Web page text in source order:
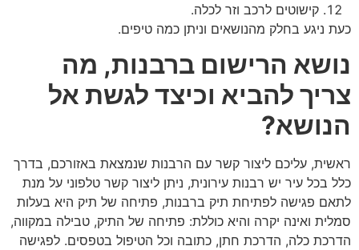
קישוטים לרכב וזר לכלה.
כעת ניגע בחלק מהנושאים וניתן כמה טיפים.
נושא הרישום ברבנות, מה
צריך להביא וכיצד לגשת אל
הנושא?
ראשית, עליכם ליצור קשר עם הרבנות שנמצאת באזורכם, בדרך
כלל בכל עיר יש רבנות עירונית, ניתן ליצור קשר טלפוני על מנת
לתאם פגישה לפתיחת תיק ברבנות, פתיחה של תיק היא בעלות
סמלית ואינה יקרה והיא כוללת: פתיחה של התיק, טבילה במקווה,
הדרכת כלה, הדרכת חתן, כתובה וכל הטיפול בטפסים. לפגישה